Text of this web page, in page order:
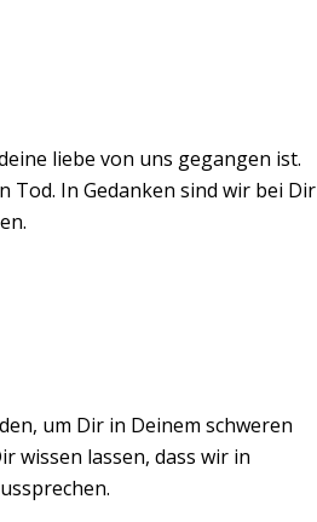
liebe von uns gegangen ist.
In Gedanken sind wir bei Dir
um Dir in Deinem schweren
wissen lassen, dass wir in